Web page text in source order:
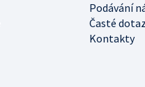
Podávání
Časté
Kontakty